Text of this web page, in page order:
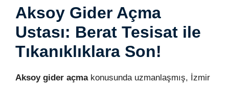
Aksoy Gider Açma
Ustası: Berat Tesisat ile
Tıkanıklıklara Son!
Aksoy gider açmakonusunda uzmanlaşmış, İzmir